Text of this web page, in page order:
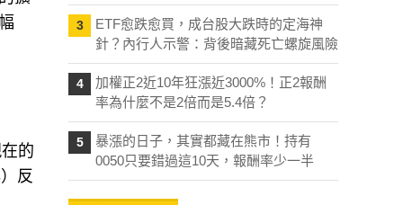
的
反
3
ETF愈跌愈買，成台股大跌時的定海神
針？內行人示警：背後暗藏死亡螺旋風險
4
加權正2近10年狂漲近3000%！正2報酬
率為什麼不是2倍而是5.4倍？
5
暴漲的日子，其實都藏在熊市！持有
0050只要錯過這10天，報酬率少一半